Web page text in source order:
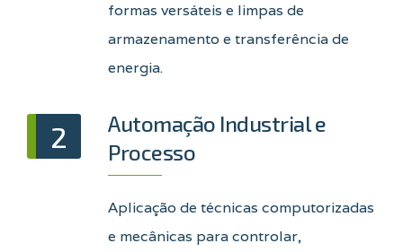
formas versáteis e limpas de
armazenamento e transferência de
energia.
2
Automação Industrial e
Processo
Aplicação de técnicas computorizadas
e mecânicas para controlar,